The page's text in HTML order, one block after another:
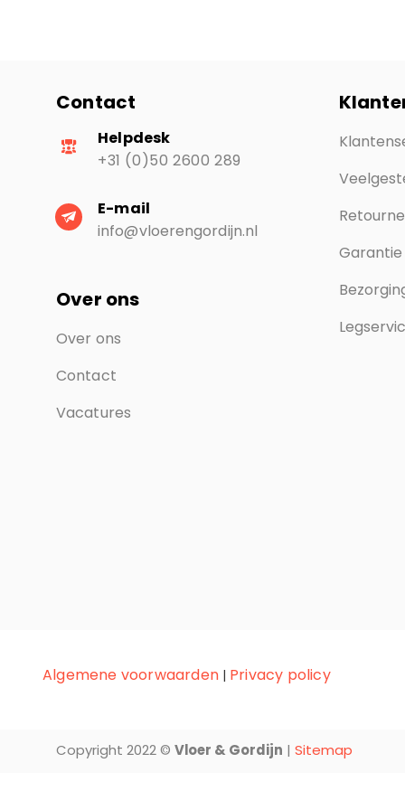
Contact
Helpdesk
+31 (0)50 2600 289
E-mail
info@vloerengordijn.nl
Over ons
Over ons
Contact
Vacatures
Garantie
Algemene voorwaarden | Privacy policy
Copyright 2022 © Vloer & Gordijn | Sitemap